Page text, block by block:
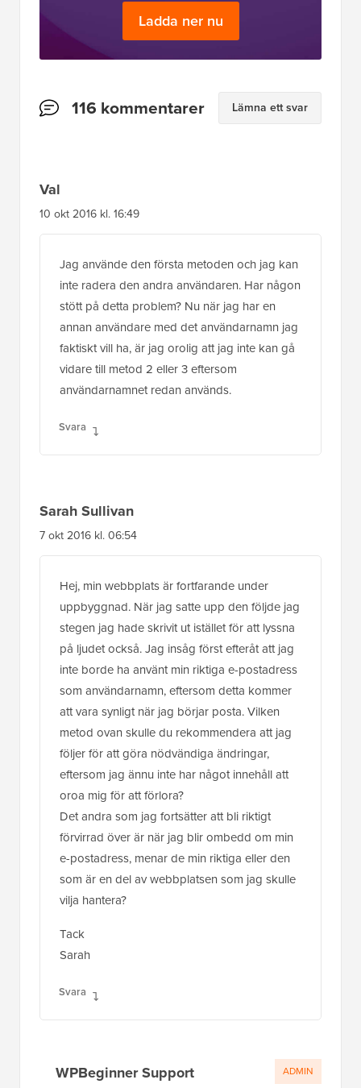
Ladda ner nu
Läsarnas116 kommentarer Lämna ett svar
Val
10 okt 2016 kl. 16:49
Jag använde den första metoden och jag kan
inte radera den andra användaren. Har någon
stött på detta problem? Nu när jag har en
annan användare med det användarnamn jag
faktiskt vill ha, är jag orolig att jag inte kan gå
vidare till metod 2 eller 3 eftersom
användarnamnet redan används.
Svara
Sarah Sullivan
7 okt 2016 kl. 06:54
Hej, min webbplats är fortfarande under
uppbyggnad. När jag satte upp den följde jag
stegen jag hade skrivit ut istället för att lyssna
på ljudet också. Jag insåg först efteråt att jag
inte borde ha använt min riktiga e-postadress
som användarnamn, eftersom detta kommer
att vara synligt när jag börjar posta. Vilken
metod ovan skulle du rekommendera att jag
följer för att göra nödvändiga ändringar,
eftersom jag ännu inte har något innehåll att
oroa mig för att förlora?
Det andra som jag fortsätter att bli riktigt
förvirrad över är när jag blir ombedd om min
e-postadress, menar de min riktiga eller den
som är en del av webbplatsen som jag skulle
vilja hantera?
Tack
Sarah
Svara
WPBeginner Support ADMIN